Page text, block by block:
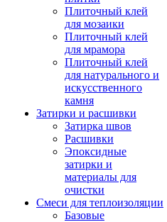
Плиточный клей
для мозаики
Плиточный клей
для мрамора
Плиточный клей
для натурального и
искусственного
камня
Затирки и расшивки
Затирка швов
Расшивки
Эпоксидные
затирки и
материалы для
очистки
Смеси для теплоизоляции
Базовые